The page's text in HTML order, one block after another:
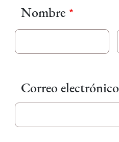
Nombre
Correo electrónico